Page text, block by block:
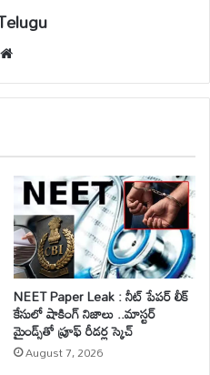
bsi
te
NEET Paper Leak : నీట్ పేపర్ లీక్
కేసులో షాకింగ్ నిజాలు ..మాస్టర్
మైండ్స్‌తో ప్రూఫ్ రీడర్ల స్కెచ్
August 7, 2026